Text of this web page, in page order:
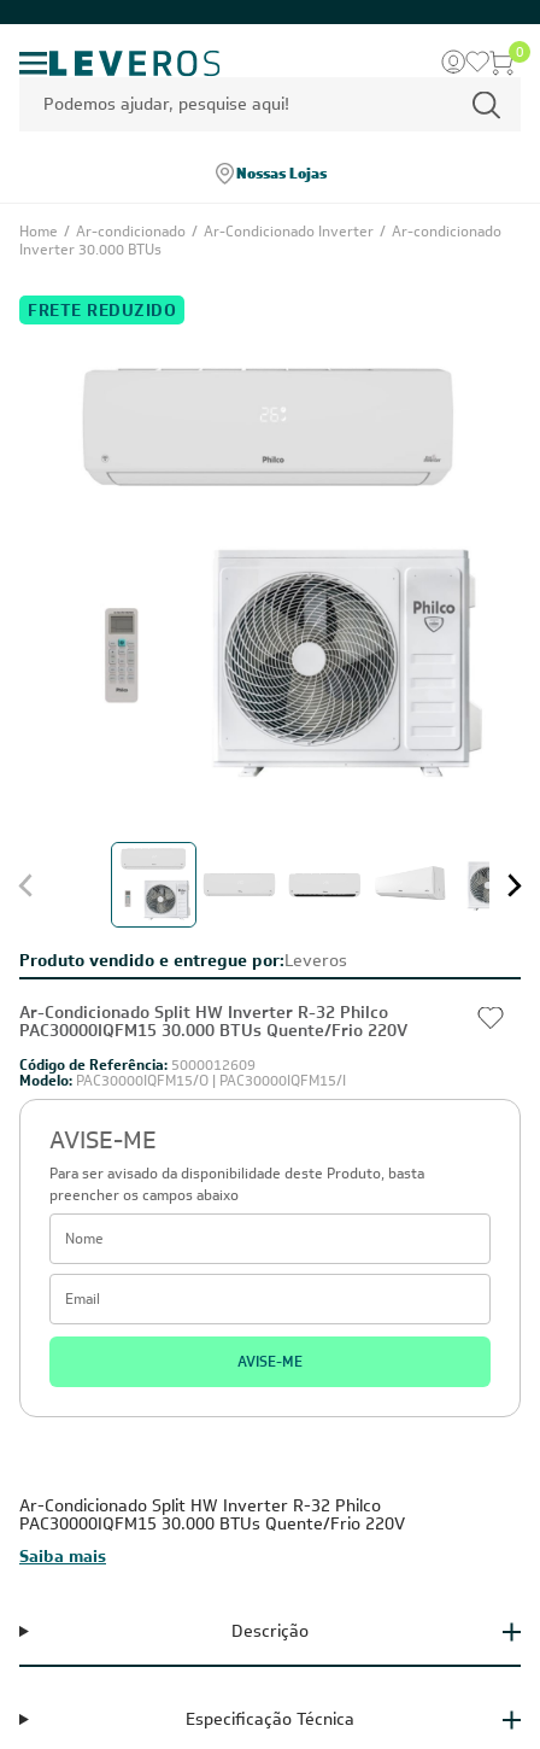
0
Nossas Lojas
Home / Ar-condicionado / Ar-Condicionado Inverter / Ar-condicionado
Inverter 30.000 BTUs
Produto vendido e entregue por:Leveros
Ar-Condicionado Split HW Inverter R-32 Philco
PAC30000IQFM15 30.000 BTUs Quente/Frio 220V
Código de Referência: 5000012609
Modelo: PAC30000IQFM15/O | PAC30000IQFM15/I
AVISE-ME
Para ser avisado da disponibilidade deste Produto, basta
preencher os campos abaixo
AVISE-ME
Ar-Condicionado Split HW Inverter R-32 Philco
PAC30000IQFM15 30.000 BTUs Quente/Frio 220V
Saiba mais
FRETE REDUZIDO
Descrição
Especificação Técnica